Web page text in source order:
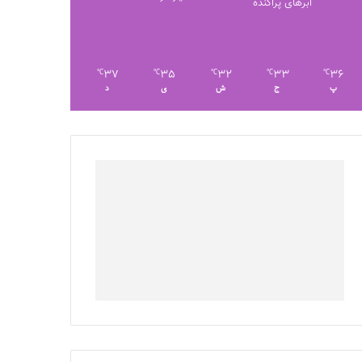
ابرهای پراکنده
36
℃
پ
33
℃
ج
32
℃
ش
35
℃
ی
37
℃
د